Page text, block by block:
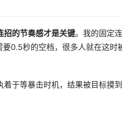
招的节奏感才是关键。我的固定
0.5秒的空档，很多人就在这
着于等暴击时机，结果被目标摸